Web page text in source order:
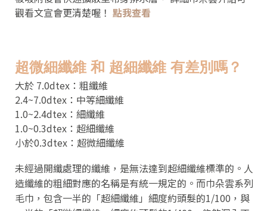
觀看文宣會更清楚喔！ 點我查看
超微細纖維 和 超細纖維 有差別嗎？
大於 7.0dtex：粗纖維
2.4~7.0dtex：中等細纖維
1.0~2.4dtex：細纖維
1.0~0.3dtex：超細纖維
小於0.3dtex：超微細纖維
未經過開纖處理的纖維，是無法達到超細纖維標準的。人
造纖維的粗細對應的名稱是有統一規定的。而巾朵雲系列
毛巾，包含一半的「超細纖維」細度約頭髮的1/100，與